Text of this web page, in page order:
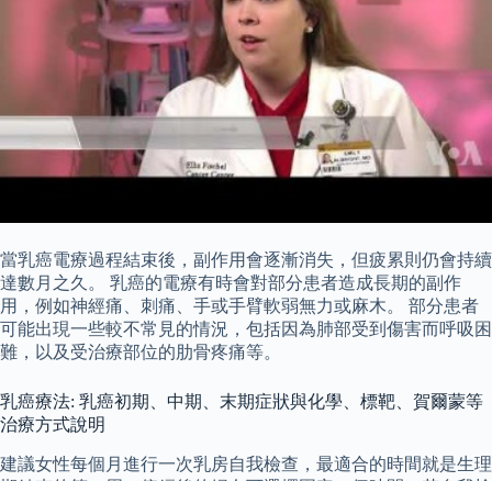
當乳癌電療過程結束後，副作用會逐漸消失，但疲累則仍會持續
達數月之久。 乳癌的電療有時會對部分患者造成長期的副作
用，例如神經痛、刺痛、手或手臂軟弱無力或麻木。 部分患者
可能出現一些較不常見的情況，包括因為肺部受到傷害而呼吸困
難，以及受治療部位的肋骨疼痛等。
乳癌療法: 乳癌初期、中期、末期症狀與化學、標靶、賀爾蒙等
治療方式說明
建議女性每個月進行一次乳房自我檢查，最適合的時間就是生理